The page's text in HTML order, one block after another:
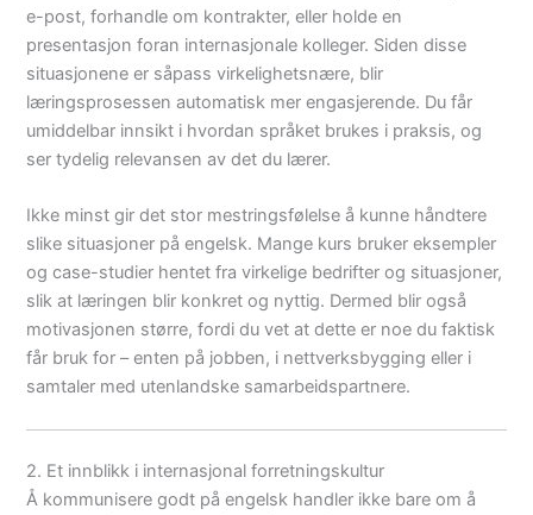
e-post, forhandle om kontrakter, eller holde en
presentasjon foran internasjonale kolleger. Siden disse
situasjonene er såpass virkelighetsnære, blir
læringsprosessen automatisk mer engasjerende. Du får
umiddelbar innsikt i hvordan språket brukes i praksis, og
ser tydelig relevansen av det du lærer.
Ikke minst gir det stor mestringsfølelse å kunne håndtere
slike situasjoner på engelsk. Mange kurs bruker eksempler
og case-studier hentet fra virkelige bedrifter og situasjoner,
slik at læringen blir konkret og nyttig. Dermed blir også
motivasjonen større, fordi du vet at dette er noe du faktisk
får bruk for – enten på jobben, i nettverksbygging eller i
samtaler med utenlandske samarbeidspartnere.
2. Et innblikk i internasjonal forretningskultur
Å kommunisere godt på engelsk handler ikke bare om å